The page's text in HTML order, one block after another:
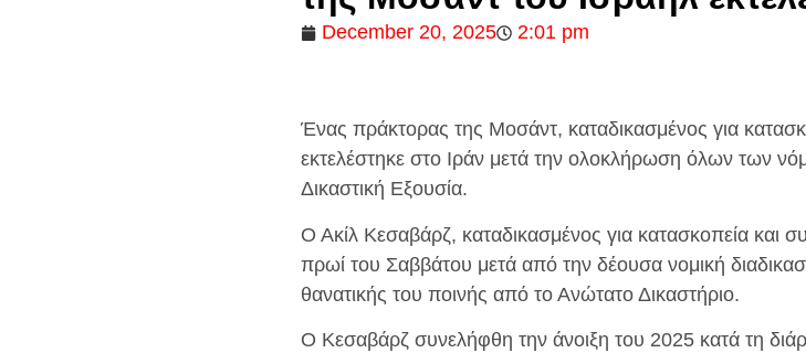
December 20, 2025 2:01 pm
Ένας πράκτορας της Μοσάντ, καταδικασμένος για
εκτελέστηκε στο Ιράν μετά την ολοκλήρωση όλων των
Δικαστική Εξουσία.
Ο Ακίλ Κεσαβάρζ, καταδικασμένος για κατασκοπεία και
πρωί του Σαββάτου μετά από την δέουσα νομική
θανατικής του ποινής από το Ανώτατο Δικαστήριο.
Ο Κεσαβάρζ συνελήφθη την άνοιξη του 2025 κατά τη